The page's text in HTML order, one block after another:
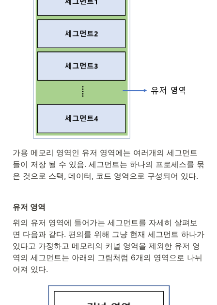
가용 메모리 영역인 유저 영역에는 여러개의 세그먼트
들이 저장 될 수 있음. 세그먼트는 하나의 프로세스를 묶
은 것으로 스택, 데이터, 코드 영역으로 구성되어 있다.
유저 영역
위의 유저 영역에 들어가는 세그먼트를 자세히 살펴보
면 다음과 같다. 편의를 위해 그냥 현재 세그먼트 하나가
있다고 가정하고 메모리의 커널 영역을 제외한 유저 영
역의 세그먼트는 아래의 그림처럼 6개의 영역으로 나뉘
어져 있다.